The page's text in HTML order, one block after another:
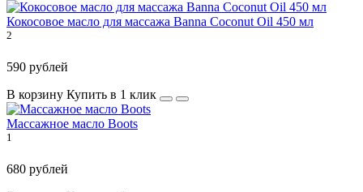
Кокосовое масло для массажа Banna Coconut Oil 450 мл
2
590 рублей
В корзину Купить в 1 клик
Массажное масло Boots
1
680 рублей